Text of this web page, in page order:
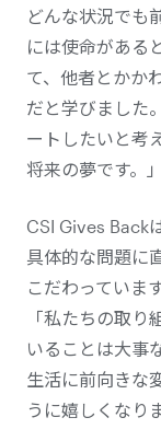
どんな状況でも
には使命がある
て、他者とかか
だと学びました
ートしたいと考
将来の夢です。」
CSI Gives Back
具体的な問題に
こだわっています
「私たちの取
いることは大事
生活に前向きな
うに嬉しくなり